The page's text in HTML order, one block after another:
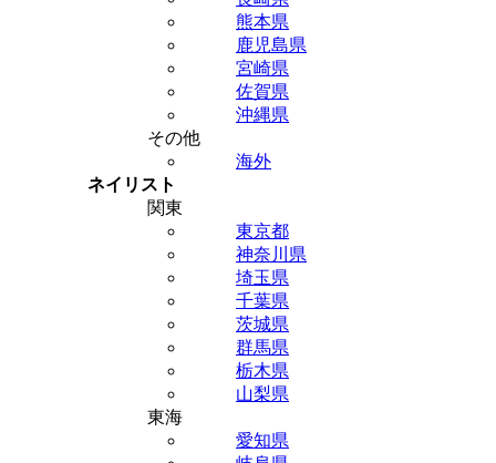
熊本県
鹿児島県
宮崎県
佐賀県
沖縄県
その他
海外
ネイリスト
関東
東京都
神奈川県
埼玉県
千葉県
茨城県
群馬県
栃木県
山梨県
東海
愛知県